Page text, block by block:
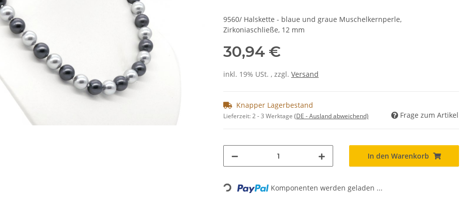
9560/ Halskette - blaue und graue Muschelkernperle,
Zirkoniaschließe, 12 mm
30,94 €
inkl. 19% USt. , zzgl. Versand
Knapper Lagerbestand
Lieferzeit:2 - 3 Werktage (DE - Ausland abweichend) Frage zum Artikel
In den Warenkorb
Loading... Komponenten werden geladen ...